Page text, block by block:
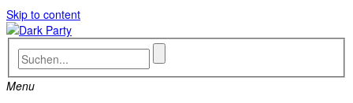
Skip to content
Menu